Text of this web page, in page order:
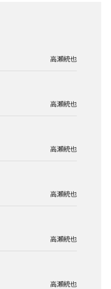
高瀬統也
高瀬統也
高瀬統也
高瀬統也
高瀬統也
高瀬統也